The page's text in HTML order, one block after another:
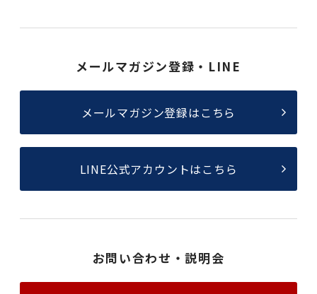
メールマガジン登録・LINE
メールマガジン登録はこちら
LINE公式アカウントはこちら
お問い合わせ・説明会